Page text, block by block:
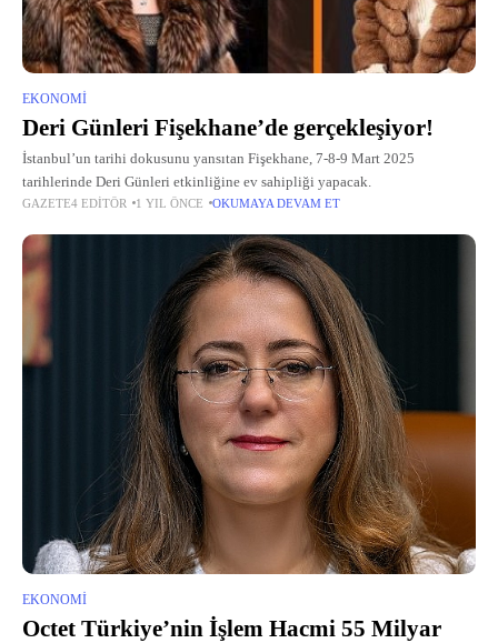
EKONOMI
Deri Günleri Fişekhane’de gerçekleşiyor!
İstanbul’un tarihi dokusunu yansıtan Fişekhane, 7-8-9 Mart 2025
tarihlerinde Deri Günleri etkinliğine ev sahipliği yapacak.
GAZETE4 EDITÖR 1 YIL ÖNCE OKUMAYA DEVAM ET
EKONOMI
Octet Türkiye’nin İşlem Hacmi 55 Milyar